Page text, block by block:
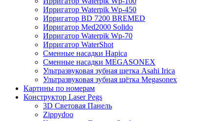
Ирригатор Waterpik Wp-450
Ирригатор BD 7200 BREMED
Ирригатор Med2000 Solido
Ирригатор Waterpik Wp-70
Ирригатор WaterShot
Сменные насадки Hapica
Сменные насадки MEGASONEX
Ультразвуковая зубная щетка Asahi Irica
Ультразвуковая зубная щётка Megasonex
Картины по номерам
Конструктор Laser Pegs
3D Световая Панель
Zippydoo